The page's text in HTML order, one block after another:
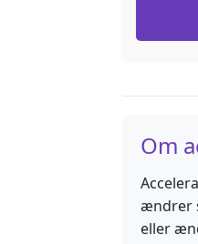
Om
ændrer
eller